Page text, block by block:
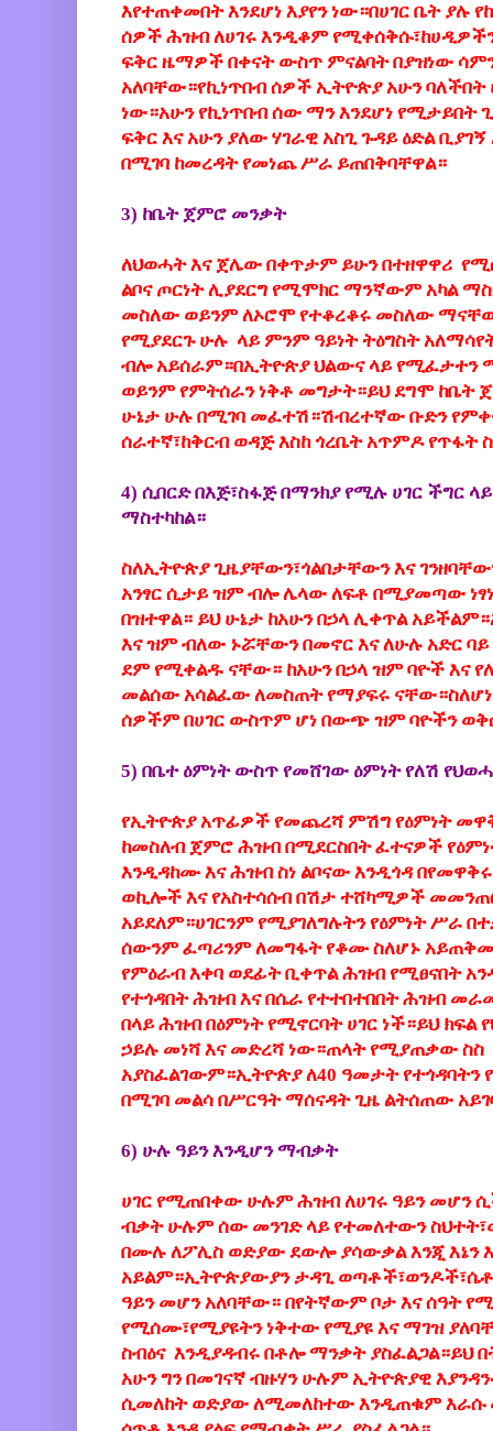
እየተጠቀመበት እንደሆነ እያየን ነው።በሀገር ቤት ያሉ
ሰዎች ሕዝብ ለሀገሩ እንዲቆም
ፍቅር ዜማዎች በቀናት ውስጥ ምናልባት በያዝነው
አለባቸው።የኪነጥበብ ሰዎች ኢትዮጵያ አሁን
ነው።አሁን የኪነጥበብ ሰው ማን እንደሆነ የሚታይበት
ፍቅር እና አሁን ያለው ሃገራዊ አስጊ ጉዳይ ዕድል
በሚገባ ከመረዳት የመነጨ ሥራ ይጠበቅባቸዋል።
3) ከቤት ጀምሮ መንቃት
ለህወሓት እና ጀሌው በቀጥታም ይሁን በተዘዋዋሪ
ልቦና ጦርነት ሊያደርግ የሚሞክር ማንኛውም አካል
መስለው ወይንም ለኦሮሞ የተቆረቆሩ መስለው
የሚያደርጉ ሁሉ ላይ ምንም ዓይነት ትዕግስት
ብሎ አይሰራም።በኢትዮጵያ ህልውና ላይ የሚፈታተን
ወይንም የምትሰራን ነቅቶ መግታት።ይህ ደግሞ ከቤት
ሁኔታ ሁሉ በሚገባ መፈተሽ።ሽብረተኛው ቡድን
ሰራተኛ፣ከቅርብ ወዳጅ እስከ ጎረቤት አጥምዶ የጥፋት
4) ሲበርድ በእጅ፣ስፋጅ በማንክያ የሚሉ ሀገር ችግር
ማስተካከል።
ስለኢትዮጵያ ጊዜያቸውን፣ጎልበታቸውን እና
አንፃር ሲታይ ዝም ብሎ ሌላው ለፍቶ በሚያመጣው
በዝተዋል። ይህ ሁኔታ ከአሁን በኃላ ሊቀጥል
እና ዝም ብለው ኑሯቸውን በመኖር እና ለሁሉ አድር
ደም የሚቀልዱ ናቸው። ከአሁን በኃላ ዝም ባዮች እና
መልሰው አሳልፈው ለመስጠት የማያፍሩ
ሰዎችም በሀገር ውስጥም ሆነ በውጭ ዝም ባዮችን
5) በቤተ ዕምነት ውስጥ የመሸገው ዕምነት የለሽ
የኢትዮጵያ አጥፊዎች የመጨረሻ ምሽግ የዕምነት
ከመስለብ ጀምሮ ሕዝብ በሚደርስበት ፈተናዎች
እንዲዳከሙ እና ሕዝብ ስነ ልቦናው እንዲጎዳ
ወኪሎች እና የአስተሳሰብ በሽታ ተሸካሚዎች
አይደለም።ሀገርንም የሚያገለግሉትን የዕምነት ሥራ
ሰውንም ፈጣሪንም ለመግፋት የቆሙ ስለሆኑ
የምዕራብ እቀባ ወደፊት ቢቀጥል ሕዝብ የሚፀናበት
የተጎዳበት ሕዝብ እና በሴራ የተተበተበበት ሕዝብ
በላይ ሕዝብ በዕምነት የሚኖርባት ሀገር ነች።ይህ ክፍል
ኃይሉ መነሻ እና መድረሻ ነው።ጠላት የሚያጠቃው ስስ
አያስፈልገውም።ኢትዮጵያ ለ40 ዓመታት የተጎዳባትን
በሚገባ መልሳ በሥርዓት ማሰናዳት ጊዜ ልትሰጠው
6) ሁሉ ዓይን እንዲሆን ማብቃት
ሀገር የሚጠበቀው ሁሉም ሕዝብ ለሀገሩ ዓይን መሆን
ብቃት ሁሉም ሰው መንገድ ላይ የተመለተውን
በሙሉ ለፖሊስ ወድያው ደውሎ ያሳውቃል እንጂ እኔን
አይልም።ኢትዮጵያውያን ታዳጊ
ዓይን መሆን አለባቸው። በየትኛውም ቦታ እና ሰዓት
የሚሰሙ፣የሚያዩትን ነቅተው የሚያዩ እና ማገዝ
ስብዕና እንዲያዳብሩ በቶሎ ማንቃት ያስፈልጋል።ይህ
አሁን ግን በመገናኛ ብዙሃን ሁሉም ኢትዮጵያዊ
ሲመለከት ወድያው ለሚመለከተው እንዲጠቁም እራሱ